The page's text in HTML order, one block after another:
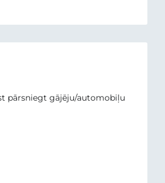
pārsniegt gājēju/automobiļu